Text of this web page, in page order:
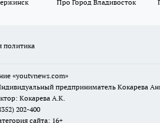
Про Город Владивосток
политика
«youtvnews.com»
предприниматель Кокарева
Кокарева А.К.
202-400
сайта: 16+